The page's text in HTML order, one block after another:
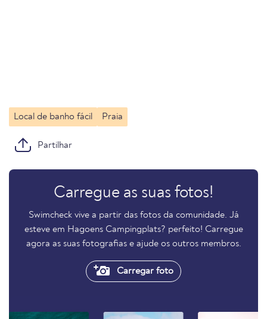
Local de banho fácil Praia
Partilhar
Carregue as suas fotos!
Swimcheck vive a partir das fotos da comunidade. Já
esteve em Hagoens Campingplats? perfeito! Carregue
agora as suas fotografias e ajude os outros membros.
Carregar foto